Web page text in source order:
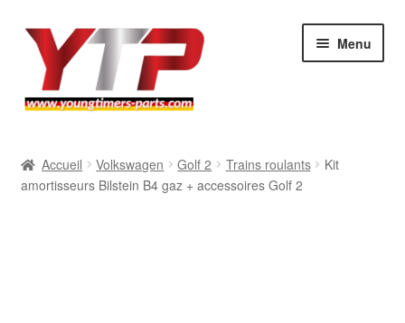
Aller
navigation
Aller
contenu
Menu
BMW
Accueil Volkswagen Golf 2 Trains roulants
Kit
amortisseurs Bilstein B4 gaz + accessoires Golf 2